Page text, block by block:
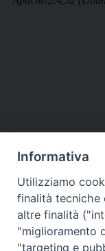
DIOCESI
Contatti:
E-
Orari: dal
Informativa
Utilizziamo
finalità tecniche
altre finalità
"miglioramento
"targeting e